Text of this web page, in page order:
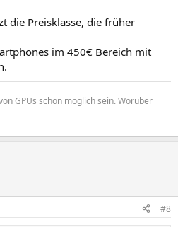
die Preisklasse, die früher
im 450€ Bereich mit
GPUs schon möglich sein. Worüber
#8